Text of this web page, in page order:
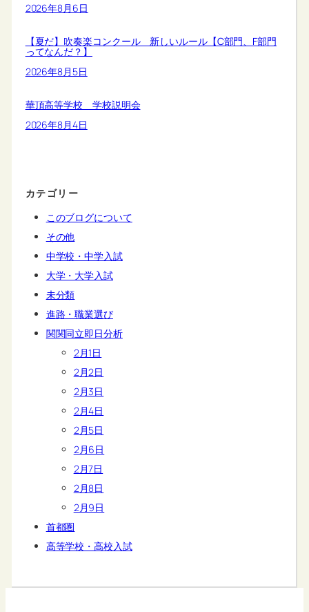
2026年8月6日
【夏だ】吹奏楽コンクール 新しいルール【C部門、F部門
ってなんだ？】
2026年8月5日
華頂高等学校 学校説明会
2026年8月4日
カテゴリー
このブログについて
その他
中学校・中学入試
大学・大学入試
未分類
進路・職業選び
関関同立即日分析
2月1日
2月2日
2月3日
2月4日
2月5日
2月6日
2月7日
2月8日
2月9日
首都圏
高等学校・高校入試